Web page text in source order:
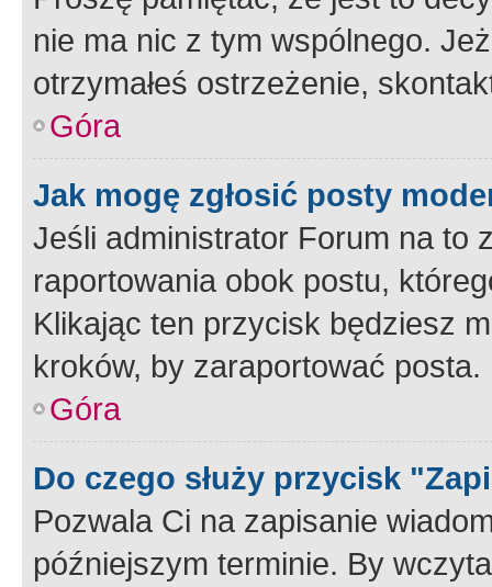
nie ma nic z tym wspólnego.
otrzymałeś ostrzeżenie,
Góra
Jak mogę zgłosić posty
Jeśli administrator Forum na to
raportowania obok postu,
Klikając ten przycisk będziesz
kroków, by zaraportować posta.
Góra
Do czego służy przycisk
Pozwala Ci na zapisanie
późniejszym terminie. By